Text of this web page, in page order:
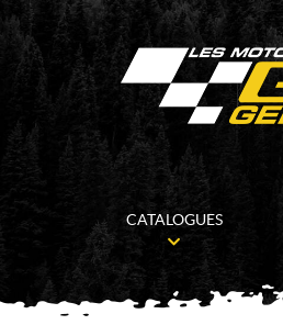
CATALOGUES